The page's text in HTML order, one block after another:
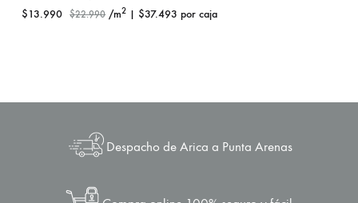
$13.990 $22.990/m2 | $37.493 por caja
Despacho de Arica a Punta Arenas